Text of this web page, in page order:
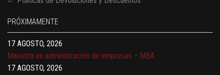
PRÓXIMAMENTE
17 AGOSTO, 2026
Gerencia de empresas familiares
17 AGOSTO, 2026
Maestría en administración de empresas – MBA
17 AGOSTO, 2026